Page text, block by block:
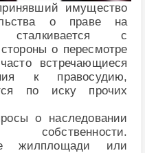
имущество
о праве на
с
о пересмотре
встречающиеся
к правосудию,
по иску прочих
о наследовании
собственности.
жилплощади или